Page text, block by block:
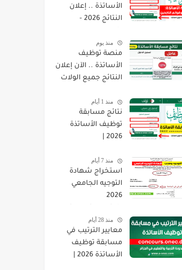
الأساتذة .. إعلان
النتائج 2026 -
منذ يوم
منصة توظيف
الأساتذة .. الآن إعلان
النتائج جميع الولات
concours.onec.dz
منذ 1 أيام
نتائج مسابقة
توظيف الأساتذة
résultat
منذ 7 أيام
استخراج شهادة
التوجيه الجامعي
2026
منذ 28 أيام
معايير الترتيب في
مسابقة توظيف